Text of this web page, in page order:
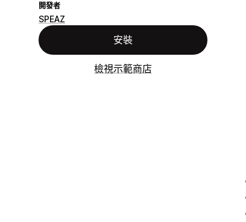
開發者
SPEAZ
安裝
檢視示範商店